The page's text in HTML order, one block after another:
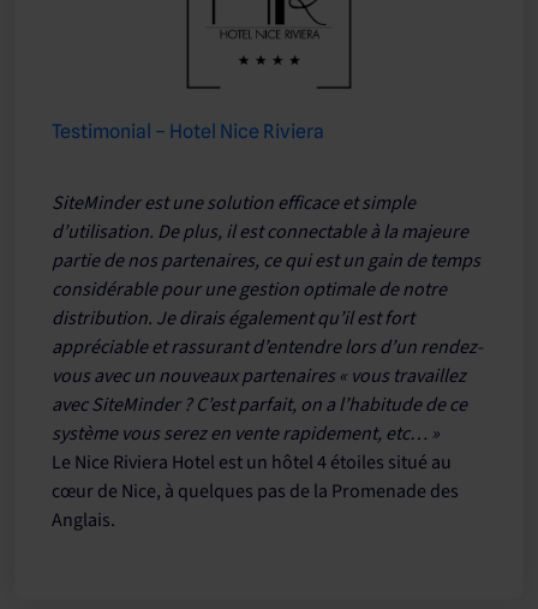
Testimonial – Hotel Nice Riviera
SiteMinder est une solution efficace et simple
d’utilisation. De plus, il est connectable à la majeure
partie de nos partenaires, ce qui est un gain de temps
considérable pour une gestion optimale de notre
distribution. Je dirais également qu’il est fort
appréciable et rassurant d’entendre lors d’un rendez-
vous avec un nouveaux partenaires « vous travaillez
avec SiteMinder ? C’est parfait, on a l’habitude de ce
système vous serez en vente rapidement, etc… »
Le Nice Riviera Hotel est un hôtel 4 étoiles situé au
cœur de Nice, à quelques pas de la Promenade des
Anglais.